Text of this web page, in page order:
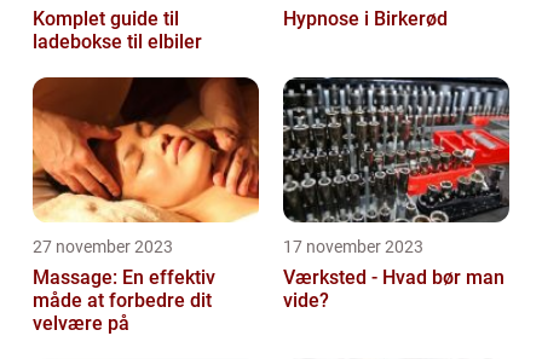
Komplet guide til
ladebokse til elbiler
Hypnose i Birkerød
27 november 2023
Massage: En effektiv
måde at forbedre dit
velvære på
17 november 2023
Værksted - Hvad bør man
vide?